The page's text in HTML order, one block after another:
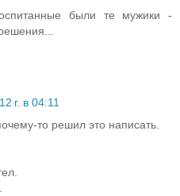
были те мужики -
г. в 04:11
то решил это написать.